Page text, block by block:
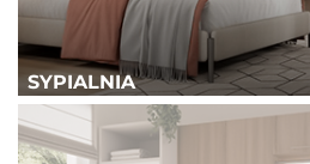
SYPIALNIA